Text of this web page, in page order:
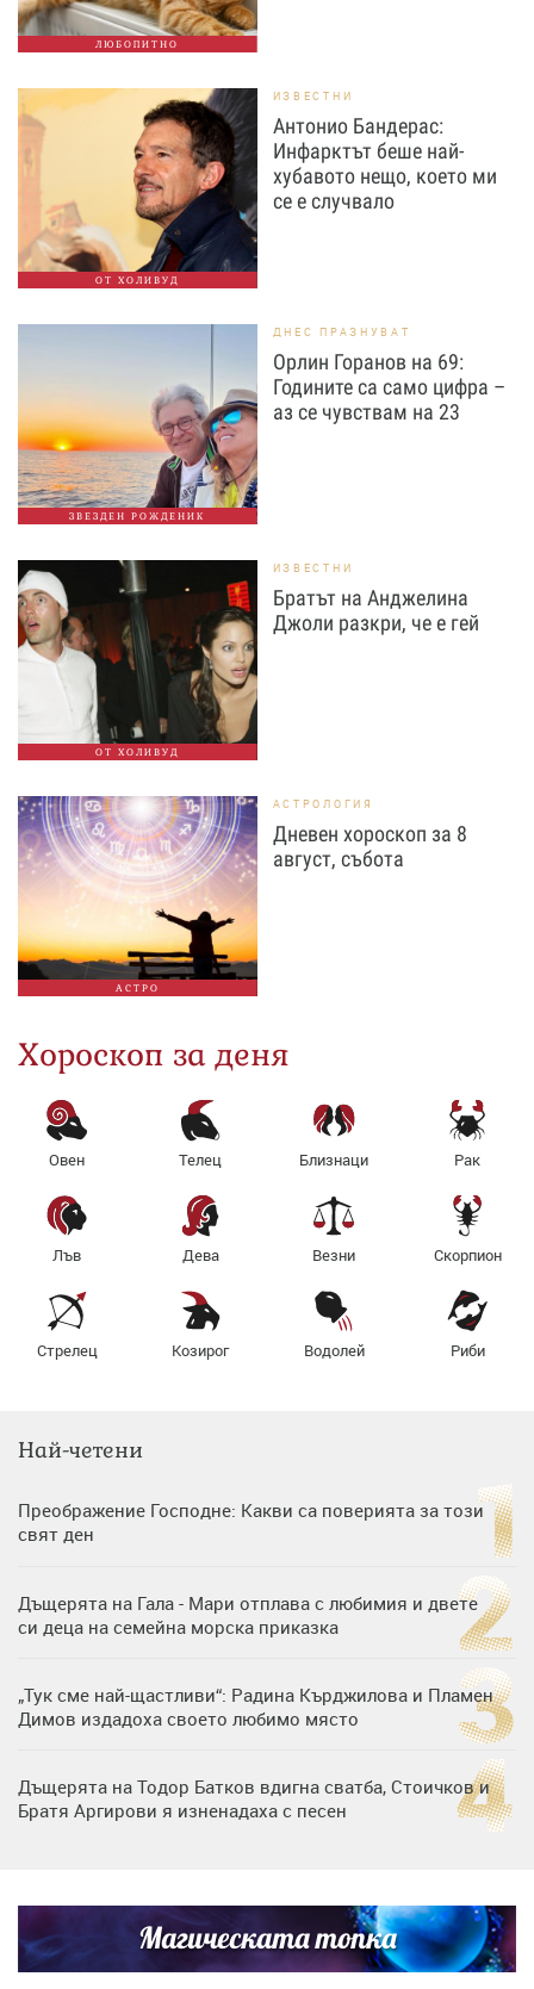
ЛЮБОПИТНО
ОТ ХОЛИВУД
ИЗВЕСТНИ
Антонио Бандерас:
Инфарктът беше най-
хубавото нещо, което ми
се е случвало
ЗВЕЗДЕН РОЖДЕНИК
ДНЕС ПРАЗНУВАТ
Орлин Горанов на 69:
Годините са само цифра –
аз се чувствам на 23
ОТ ХОЛИВУД
ИЗВЕСТНИ
Братът на Анджелина
Джоли разкри, че е гей
АСТРО
АСТРОЛОГИЯ
Дневен хороскоп за 8
август, събота
Хороскоп за деня
Овен Телец Близнаци Рак
Лъв Дева Везни Скорпион
Стрелец Козирог Водолей Риби
Най-четени
Преображение Господне: Какви са поверията за този
свят ден
Дъщерята на Гала - Мари отплава с любимия и двете
си деца на семейна морска приказка
„Тук сме най-щастливи“: Радина Кърджилова и Пламен
Димов издадоха своето любимо място
Дъщерята на Тодор Батков вдигна сватба, Стоичков и
Братя Аргирови я изненадаха с песен
Списъкът е ясен: Джей Ло и Риана във ВИП гостите на
Магическата топка